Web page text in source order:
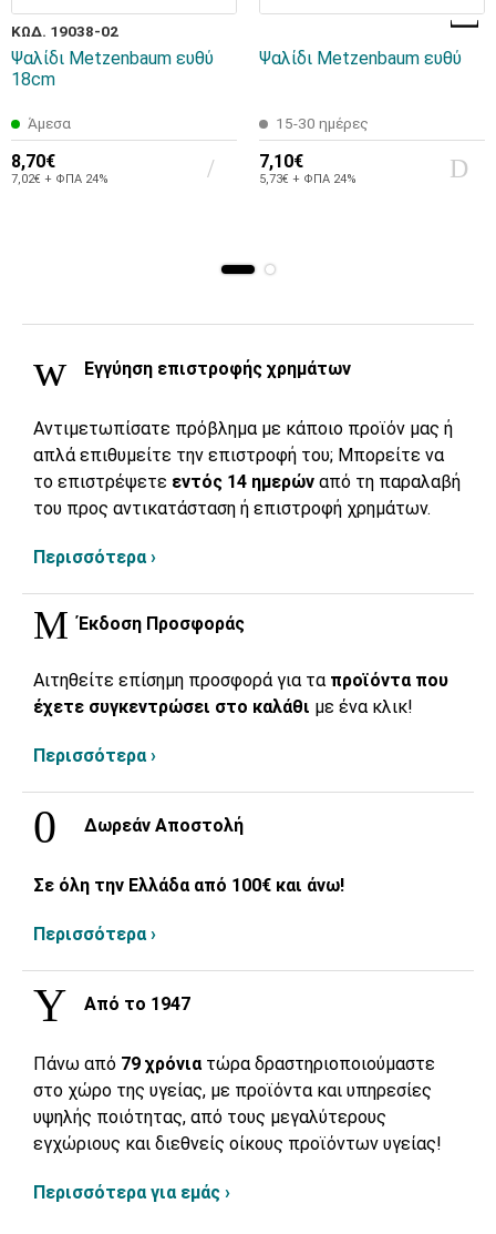
ΚΩΔ. 19038-02
Ψαλίδι Metzenbaum ευθύ
18cm
Άμεσα
8,70€
7,02€ + ΦΠΑ 24%
Ψαλίδι Metzenbaum ευθύ
15-30 ημέρες
7,10€
5,73€ + ΦΠΑ 24%
Εγγύηση επιστροφής χρημάτων
Αντιμετωπίσατε πρόβλημα με κάποιο προϊόν μας ή
απλά επιθυμείτε την επιστροφή του; Μπορείτε να
το επιστρέψετε εντός 14 ημερών από τη παραλαβή
του προς αντικατάσταση ή επιστροφή χρημάτων.
Περισσότερα ›
Έκδοση Προσφοράς
Αιτηθείτε επίσημη προσφορά για τα προϊόντα που
έχετε συγκεντρώσει στο καλάθι με ένα κλικ!
Περισσότερα ›
Δωρεάν Αποστολή
Σε όλη την Ελλάδα από 100€ και άνω!
Περισσότερα ›
Από το 1947
Πάνω από 79 χρόνια τώρα δραστηριοποιούμαστε
στο χώρο της υγείας, με προϊόντα και υπηρεσίες
υψηλής ποιότητας, από τους μεγαλύτερους
εγχώριους και διεθνείς οίκους προϊόντων υγείας!
Περισσότερα για εμάς ›